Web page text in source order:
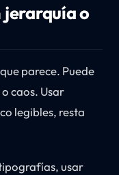
o
parece. Puede
caos. Usar
legibles, resta
usar